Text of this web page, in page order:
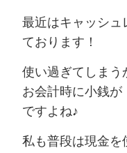
最近はキャッシュ
ております！
使い過ぎてしまう
お会計時に小銭が
ですよね♪
私も普段は現金を